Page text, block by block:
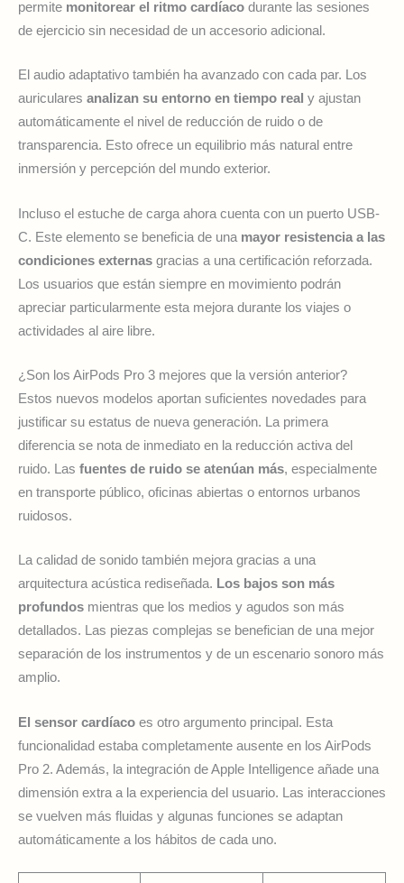
permite monitorear el ritmo cardíaco durante las sesiones
de ejercicio sin necesidad de un accesorio adicional.
El audio adaptativo también ha avanzado con cada par. Los
auriculares analizan su entorno en tiempo real y ajustan
automáticamente el nivel de reducción de ruido o de
transparencia. Esto ofrece un equilibrio más natural entre
inmersión y percepción del mundo exterior.
Incluso el estuche de carga ahora cuenta con un puerto USB-
C. Este elemento se beneficia de una mayor resistencia a las
condiciones externas gracias a una certificación reforzada.
Los usuarios que están siempre en movimiento podrán
apreciar particularmente esta mejora durante los viajes o
actividades al aire libre.
¿Son los AirPods Pro 3 mejores que la versión anterior?
Estos nuevos modelos aportan suficientes novedades para
justificar su estatus de nueva generación. La primera
diferencia se nota de inmediato en la reducción activa del
ruido. Las fuentes de ruido se atenúan más, especialmente
en transporte público, oficinas abiertas o entornos urbanos
ruidosos.
La calidad de sonido también mejora gracias a una
arquitectura acústica rediseñada. Los bajos son más
profundos mientras que los medios y agudos son más
detallados. Las piezas complejas se benefician de una mejor
separación de los instrumentos y de un escenario sonoro más
amplio.
El sensor cardíaco es otro argumento principal. Esta
funcionalidad estaba completamente ausente en los AirPods
Pro 2. Además, la integración de Apple Intelligence añade una
dimensión extra a la experiencia del usuario. Las interacciones
se vuelven más fluidas y algunas funciones se adaptan
automáticamente a los hábitos de cada uno.